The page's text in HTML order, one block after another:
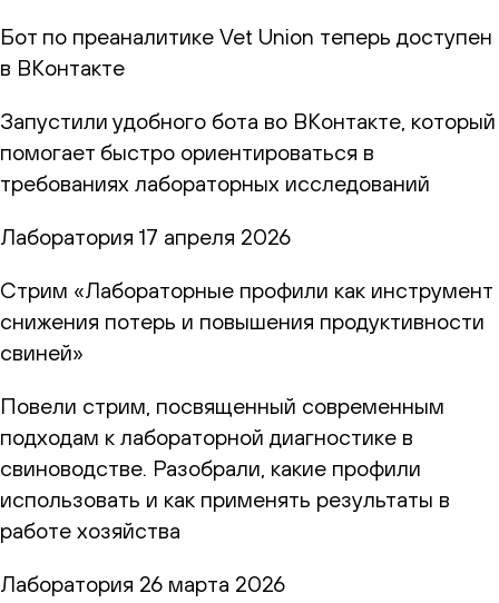
Бот по преаналитике Vet Union теперь доступен
в ВКонтакте
Запустили удобного бота во ВКонтакте, который
помогает быстро ориентироваться в
требованиях лабораторных исследований
Лаборатория 17 апреля 2026
Стрим «Лабораторные профили как инструмент
снижения потерь и повышения продуктивности
свиней»
Повели стрим, посвященный современным
подходам к лабораторной диагностике в
свиноводстве. Разобрали, какие профили
использовать и как применять результаты в
работе хозяйства
Лаборатория 26 марта 2026